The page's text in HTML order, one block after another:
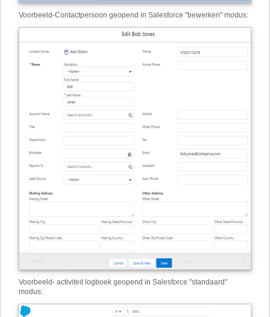
Voorbeeld-Contactpersoon geopend in Salesforce "bewerken" modus:
Voorbeeld- activiteit logboek geopend in Salesforce "standaard"
modus: